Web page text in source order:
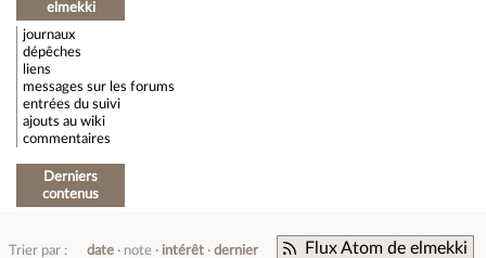
elmekki
journaux
dépêches
liens
messages sur les forums
entrées du suivi
ajouts au wiki
commentaires
Derniers
contenus
Flux Atom de elmekki
Trier par : date note intérêt
dernier